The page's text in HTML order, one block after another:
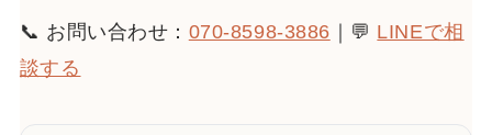
📞 お問い合わせ： 070-8598-3886 ｜💬 LINEで相
談する